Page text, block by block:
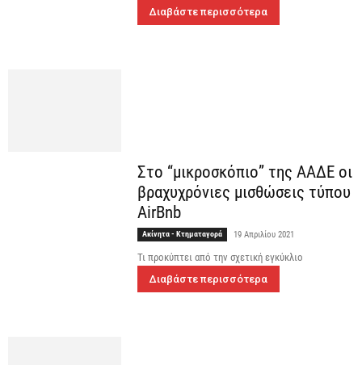
Διαβάστε περισσότερα
Στο “μικροσκόπιο” της ΑΑΔΕ οι
βραχυχρόνιες μισθώσεις τύπου
AirBnb
Ακίνητα - Κτηματαγορά 19 Απριλίου 2021
Τι προκύπτει από την σχετική εγκύκλιο
Διαβάστε περισσότερα